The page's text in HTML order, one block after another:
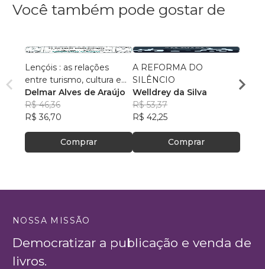
Você também pode gostar de
Lençóis : as relações
entre turismo, cultura e
ambiente
Delmar Alves de Araújo
R$ 46,36
R$ 36,70
Comprar
A REFORMA DO
SILÊNCIO
Welldrey da Silva
R$ 53,37
R$ 42,25
Comprar
NOSSA MISSÃO
Democratizar a publicação e venda de
livros.